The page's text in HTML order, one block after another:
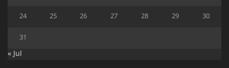
24 25 26 27 28 29 30
31
« Jul